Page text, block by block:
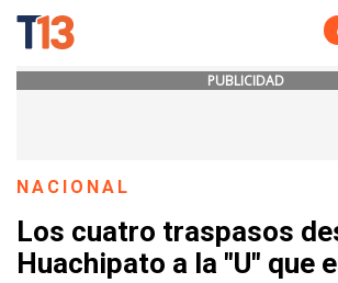
PUBLICIDAD
NACIONAL
Los cuatro traspasos
Huachipato a la "U" que